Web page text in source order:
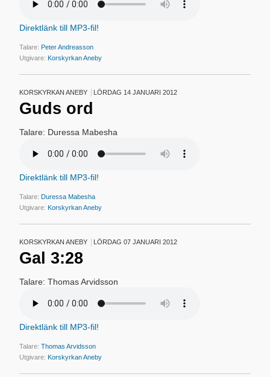
Direktlänk till MP3-fil!
Talare:Peter Andreasson
Utgivare:Korskyrkan Aneby
KORSKYRKAN ANEBY LÖRDAG 14 JANUARI 2012
Guds ord
Talare: Duressa Mabesha
Direktlänk till MP3-fil!
Talare:Duressa Mabesha
Utgivare:Korskyrkan Aneby
KORSKYRKAN ANEBY LÖRDAG 07 JANUARI 2012
Gal 3:28
Talare: Thomas Arvidsson
Direktlänk till MP3-fil!
Talare:Thomas Arvidsson
Utgivare:Korskyrkan Aneby